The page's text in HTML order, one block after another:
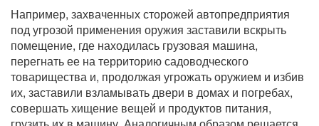
Например, захваченных сторожей автопредприятия
под угрозой применения оружия заставили вскрыть
помещение, где находилась грузовая машина,
перегнать ее на территорию садоводческого
товарищества и, продолжая угрожать оружием и избив
их, заставили взламывать двери в домах и погребах,
совершать хищение вещей и продуктов питания,